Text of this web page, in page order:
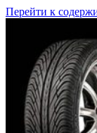
Перейти к